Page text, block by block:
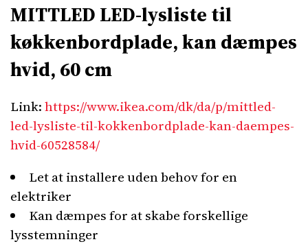
MITTLED LED-lysliste til
køkkenbordplade, kan dæmpes
hvid, 60 cm
Link:https://www.ikea.com/dk/da/p/mittled-
led-lysliste-til-kokkenbordplade-kan-daempes-
hvid-60528584/
Let at installere uden behov for en
elektriker
Kan dæmpes for at skabe forskellige
lysstemninger